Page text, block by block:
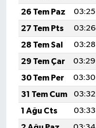
26 Tem Paz
03:25
27 Tem Pts
03:26
28 Tem Sal
03:28
29 Tem Çar
03:29
30 Tem Per
03:30
31 Tem Cum
03:32
1 Ağu Cts
03:33